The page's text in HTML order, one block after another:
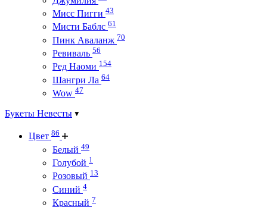
Мисс Пигги 43
Мисти Баблс 61
Пинк Аваланж 70
Ревиваль 56
Ред Наоми 154
Шангри Ла 64
Wow 47
Букеты Невесты
Цвет 86
Белый 49
Голубой 1
Розовый 13
Синий 4
Красный 7